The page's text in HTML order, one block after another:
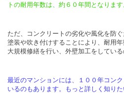
トの耐用年数は、約６０年間となります
ただ、コンクリートの劣化や風化を防
塗装や吹き付けすることにより、耐用
大規模修繕を行い、外壁加工をしている
最近のマンションには、１００年コン
いるのもあります。もっと詳しく知り